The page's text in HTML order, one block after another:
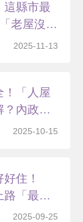
這縣市最
老屋沒
2025-11-13
！「人屋
？內政部
2025-10-15
好住！
路「最高
2025-09-25